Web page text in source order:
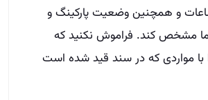
و همچنین وضعیت پارکینگ و
شما مشخص کند. فراموش نکنید که
با مواردی که در سند قید شده است